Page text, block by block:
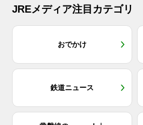
JREメディア注目カテゴリ
おでかけ
鉄道ニュース